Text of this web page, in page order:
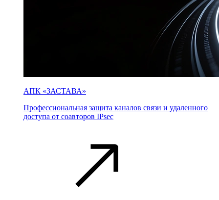
АПК «ЗАСТАВА»
Профессиональная защита каналов связи и удаленного
доступа от соавторов IPsec